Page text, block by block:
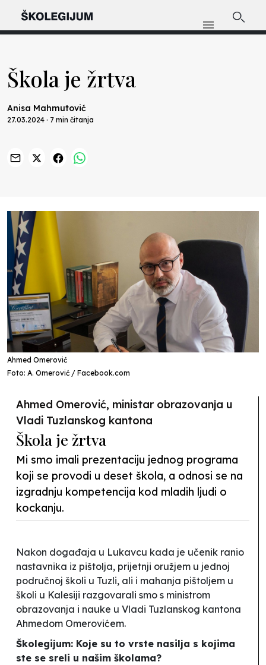
Škola je žrtva
Anisa Mahmutović
27.03.2024 · 7 min čitanja
Ahmed Omerović
Foto: A. Omerović / Facebook.com
Ahmed Omerović, ministar obrazovanja u
Vladi Tuzlanskog kantona
Škola je žrtva
Mi smo imali prezentaciju jednog programa
koji se provodi u deset škola, a odnosi se na
izgradnju kompetencija kod mladih ljudi o
kockanju.
Nakon događaja u Lukavcu kada je učenik ranio
nastavnika iz pištolja, prijetnji oružjem u jednoj
područnoj školi u Tuzli, ali i mahanja pištoljem u
školi u Kalesiji razgovarali smo s ministrom
obrazovanja i nauke u Vladi Tuzlanskog kantona
Ahmedom Omerovićem.
Školegijum: Koje su to vrste nasilja s kojima
ste se sreli u našim školama?